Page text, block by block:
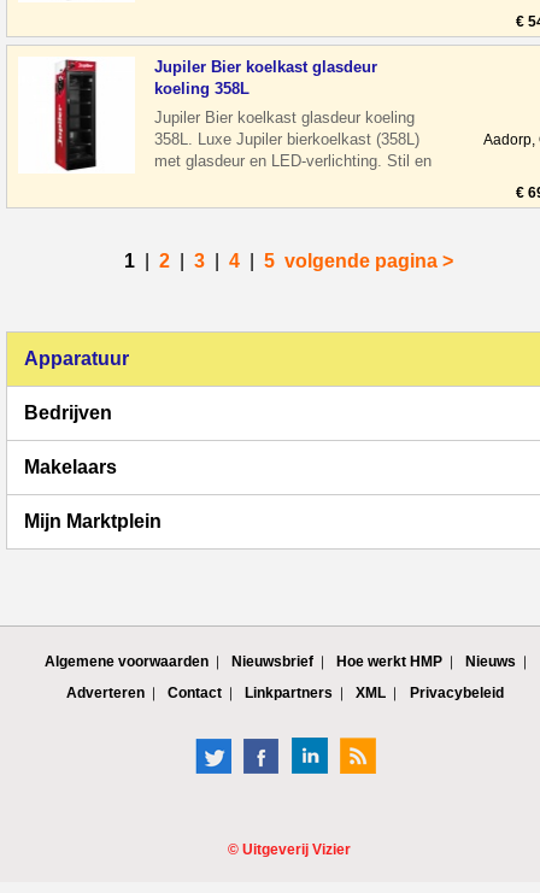
€
Jupiler Bier koelkast glasdeur
koeling 358L
Jupiler Bier koelkast glasdeur koeling
358L. Luxe Jupiler bierkoelkast (358L)
met glasdeur en LED-verlichting. Stil en
Aadorp,
€
1 2 3 4 5 volgende pagina >
Apparatuur
Bedrijven
Makelaars
Mijn Marktplein
Algemene voorwaarden Nieuwsbrief Hoe werkt HMP
Nieuws
Adverteren
Contact Linkpartners XML Privacybeleid
© Uitgeverij Vizier